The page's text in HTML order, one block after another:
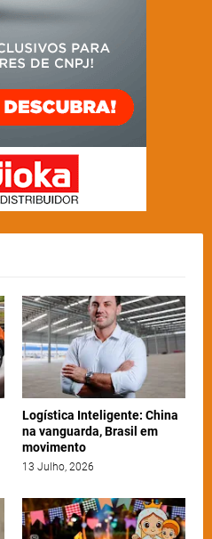
Logística Inteligente: China
na vanguarda, Brasil em
movimento
13 Julho, 2026